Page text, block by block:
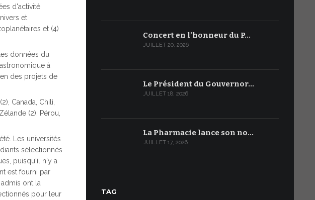
d'activité
et
et (4)
données du
à
des projets de
Canada, Chili,
(2), Pérou,
Les universités
sélectionnés
puisqu'il n'y a
est fourni par
ont la
pour leur
Concert en l’honneur du P…
JUILLET 20, 2026
Le Président du Gouvernor…
JUILLET 18, 2026
La Pharmacie lance son no…
JUILLET 17, 2026
TAG